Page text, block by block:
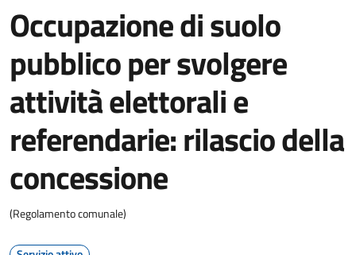
Occupazione di suolo
pubblico per svolgere
attività elettorali e
referendarie: rilascio della
concessione
(Regolamento comunale)